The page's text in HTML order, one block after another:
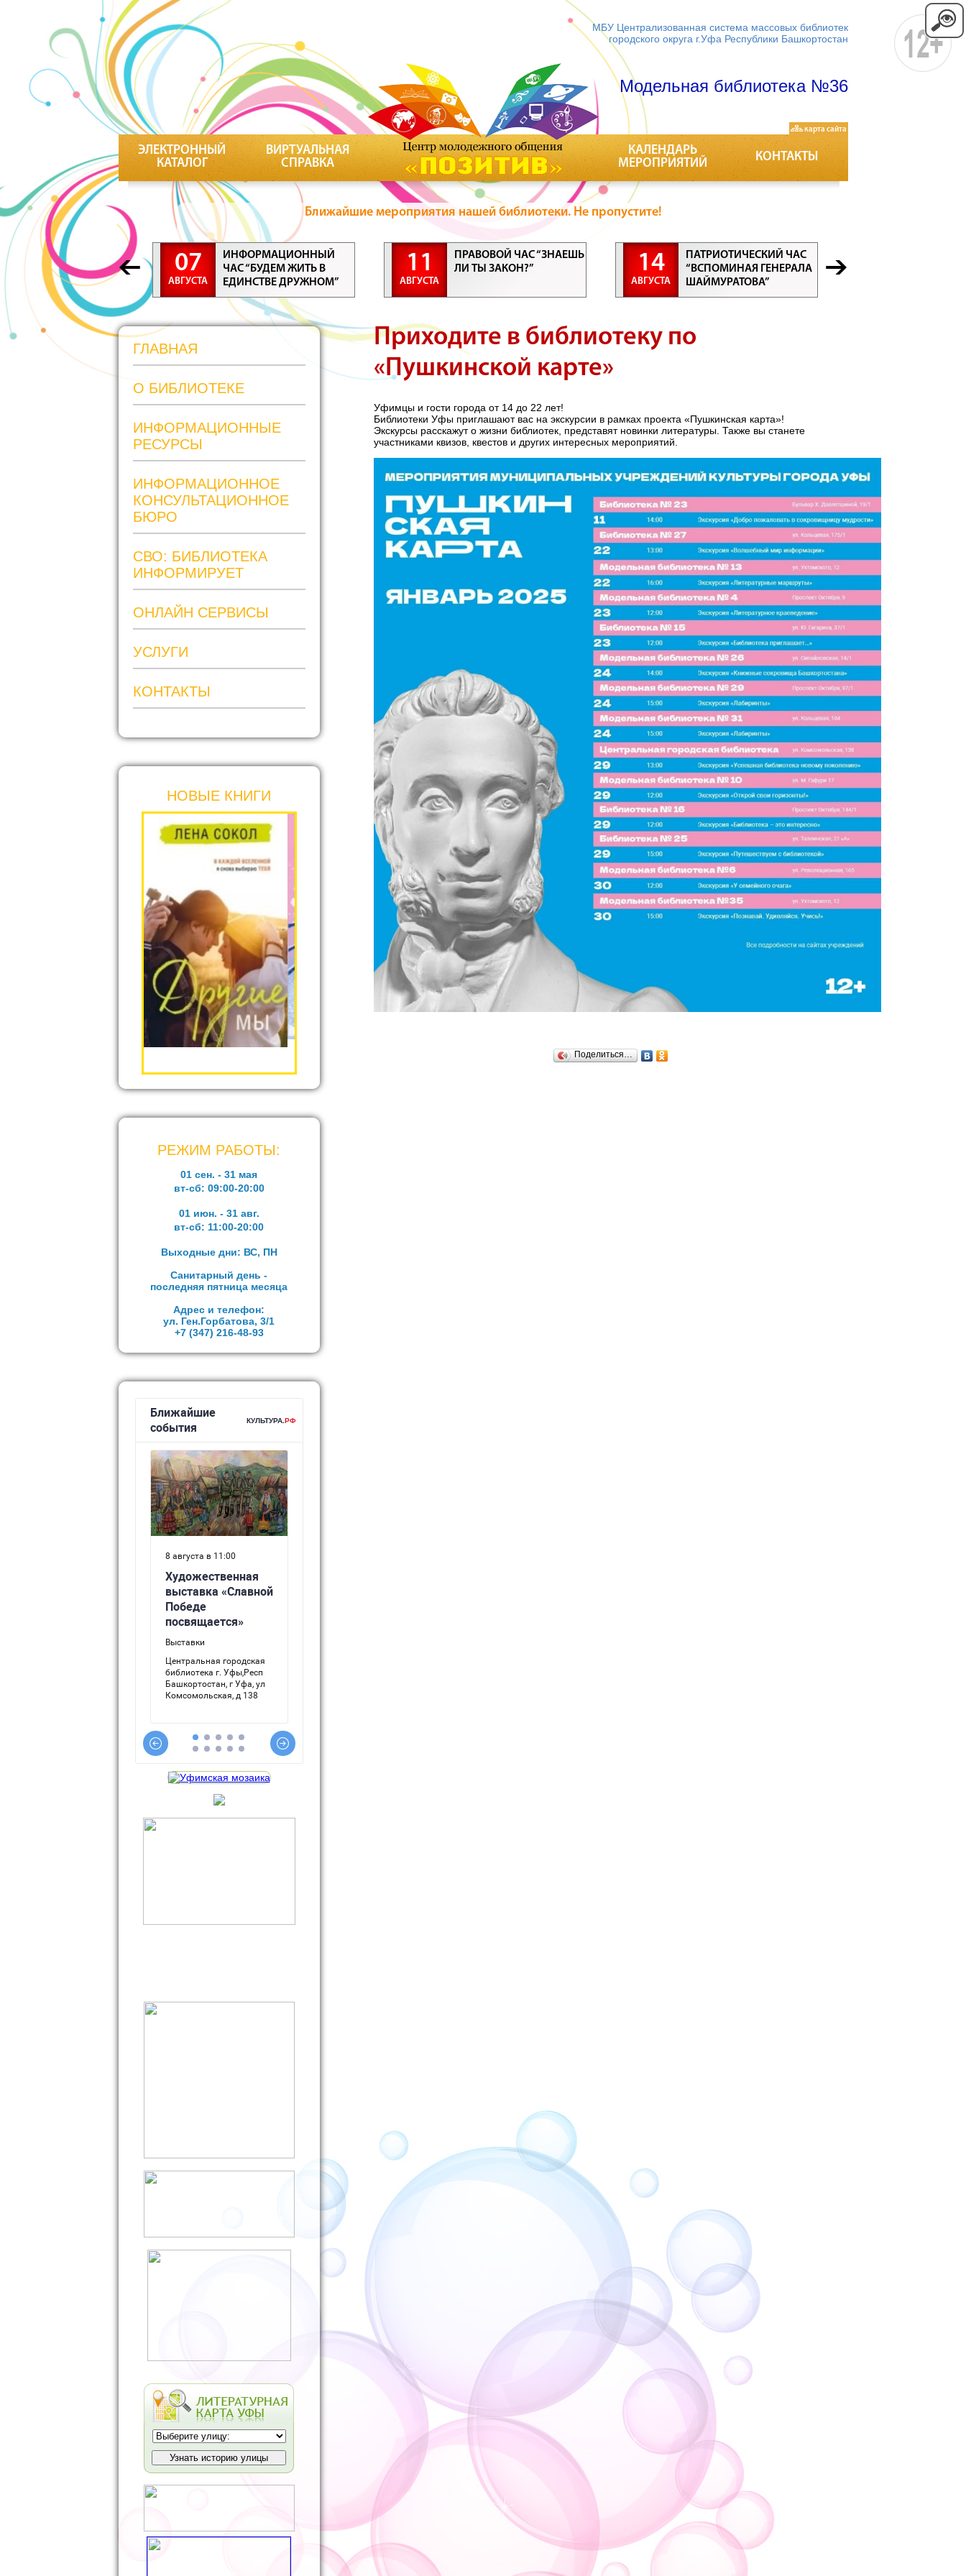
МБУ Централизованная система массовых библиотек
городского округа г.Уфа Республики Башкортостан
Модельная библиотека №36
ЭЛЕКТРОННЫЙ
КАТАЛОГ
ВИРТУАЛЬНАЯ
СПРАВКА
КАЛЕНДАРЬ
МЕРОПРИЯТИЙ
КОНТАКТЫ
карта сайта
Ближайшие мероприятия нашей библиотеки. Не пропустите!
07
АВГУСТА
ИНФОРМАЦИОННЫЙ
ЧАС “БУДЕМ ЖИТЬ В
ЕДИНСТВЕ ДРУЖНОМ”
11
АВГУСТА
ПРАВОВОЙ ЧАС “ЗНАЕШЬ
ЛИ ТЫ ЗАКОН?”
14
АВГУСТА
ПАТРИОТИЧЕСКИЙ ЧАС
“ВСПОМИНАЯ ГЕНЕРАЛА
ШАЙМУРАТОВА”
ГЛАВНАЯ
О БИБЛИОТЕКЕ
ИНФОРМАЦИОННЫЕ
РЕСУРСЫ
ИНФОРМАЦИОННОЕ
КОНСУЛЬТАЦИОННОЕ
БЮРО
СВО: БИБЛИОТЕКА
ИНФОРМИРУЕТ
ОНЛАЙН СЕРВИСЫ
УСЛУГИ
КОНТАКТЫ
НОВЫЕ КНИГИ
РЕЖИМ РАБОТЫ:
01 сен. - 31 мая
вт-сб: 09:00-20:00
01 июн. - 31 авг.
вт-сб: 11:00-20:00
Выходные дни: ВС, ПН
Санитарный день -
последняя пятница месяца
Адрес и телефон:
ул. Ген.Горбатова, 3/1
+7 (347) 216-48-93
Приходите в библиотеку по
«Пушкинской карте»
Уфимцы и гости города от 14 до 22 лет!
Библиотеки Уфы приглашают вас на экскурсии в рамках проекта «Пушкинская карта»!
Экскурсы расскажут о жизни библиотек, представят новинки литературы. Также вы станете
участниками квизов, квестов и других интересных мероприятий.
Поделиться…